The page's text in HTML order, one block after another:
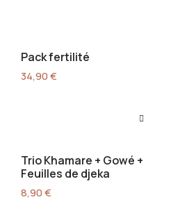
Pack fertilité
34,90€
Trio Khamare + Gowé +
Feuilles de djeka
8,90€